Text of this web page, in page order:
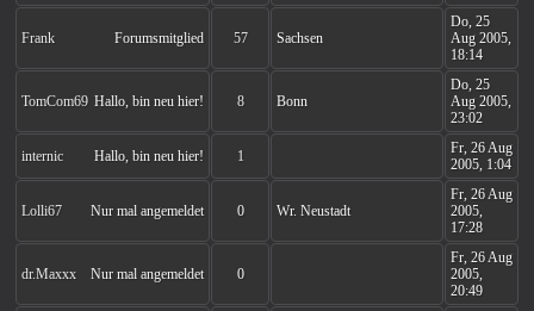
Forumsmitglied
Frank 57 Sachsen
Do, 25
Aug 2005,
18:14
Hallo, bin neu hier!
TomCom69 8 Bonn
Do, 25
Aug 2005,
23:02
Hallo, bin neu hier!
internic 1
Fr, 26 Aug
2005, 1:04
Nur mal angemeldet
Lolli67 0 Wr. Neustadt
Fr, 26 Aug
2005,
17:28
Nur mal angemeldet
dr.Maxxx 0
Fr, 26 Aug
2005,
20:49